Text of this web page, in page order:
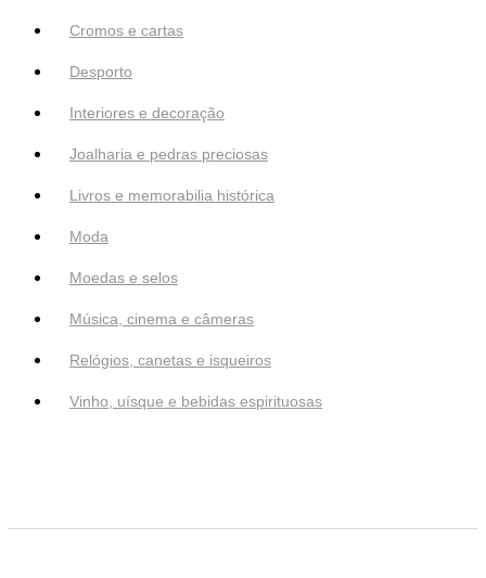
Cromos e cartas
Desporto
Interiores e decoração
Joalharia e pedras preciosas
Livros e memorabilia histórica
Moda
Moedas e selos
Música, cinema e câmeras
Relógios, canetas e isqueiros
Vinho, uísque e bebidas espirituosas